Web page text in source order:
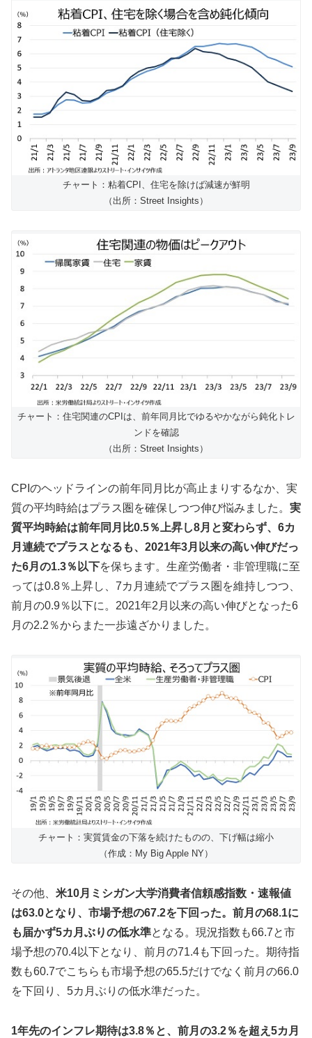
チャート：粘着CPI、住宅を除けば減速が鮮明
（出所：Street Insights）
チャート：住宅関連のCPIは、前年同月比でゆるやかながら鈍化トレ
ンドを確認
（出所：Street Insights）
CPIのヘッドラインの前年同月比が高止まりするなか、実
質の平均時給はプラス圏を確保しつつ伸び悩みました。 実
質平均時給は前年同月比0.5％上昇し8月と変わらず、6カ
月連続でプラスとなるも、2021年3月以来の高い伸びだっ
た6月の1.3％以下を保ちます。生産労働者・非管理職に至
っては0.8％上昇し、7カ月連続でプラス圏を維持しつつ、
前月の0.9％以下に。2021年2月以来の高い伸びとなった6
月の2.2％からまた一歩遠ざかりました。
チャート：実質賃金の下落を続けたものの、下げ幅は縮小
（作成：My Big Apple NY）
その他、 米10月ミシガン大学消費者信頼感指数・速報値
は63.0となり、市場予想の67.2を下回った。前月の68.1に
も届かず5カ月ぶりの低水準となる。現況指数も66.7と市
場予想の70.4以下となり、前月の71.4も下回った。期待指
数も60.7でこちらも市場予想の65.5だけでなく前月の66.0
を下回り、5カ月ぶりの低水準だった。
1年先のインフレ期待は3.8％と、前月の3.2％を超え5カ月